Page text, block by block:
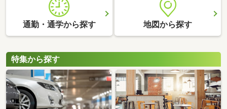
通勤・通学から探す 地図から探す
特集から探す